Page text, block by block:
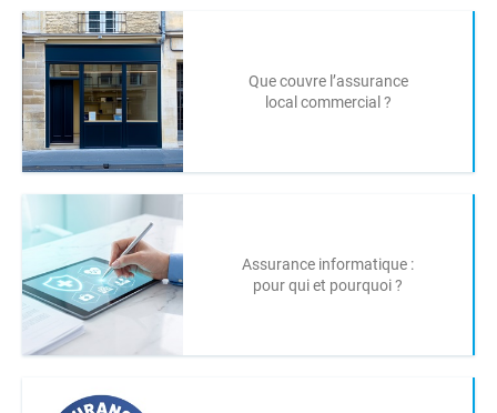
Que couvre l’assurance
local commercial ?
Assurance informatique :
pour qui et pourquoi ?